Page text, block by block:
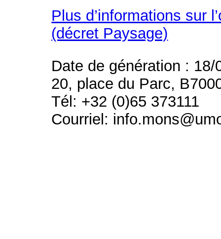
Plus d’informations sur
(décret Paysage)
Date de génération : 18/
20, place du Parc,
Tél: +32 (0)65 373111
Courriel: